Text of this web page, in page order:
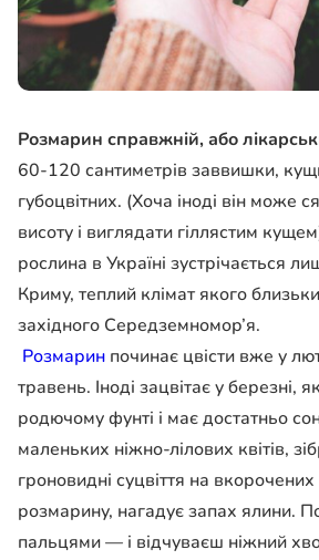
Розмарин справжній, або
60-120 сантиметрів заввишки,
губоцвітних. (Хоча іноді він може
висоту і виглядати гіллястим
рослина в Україні зустрічається
Криму, теплий клімат якого
західного Середземномор’я.
Розмарин починає цвісти вже у
травень. Іноді зацвітає у березні,
родючому фунті і має достатньо
маленьких ніжно-лілових квітів,
гроновидні суцвіття на
розмарину, нагадує запах ялини.
пальцями — і відчуваєш ніжний